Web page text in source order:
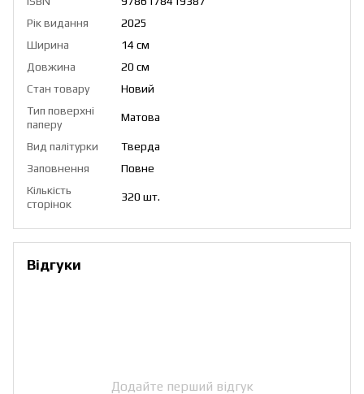
Рік видання
2025
Ширина
14 см
Довжина
20 см
Стан товару
Новий
Тип поверхні
паперу
Матова
Вид палітурки
Тверда
Заповнення
Повне
Кількість
сторінок
320 шт.
Відгуки
Додайте перший відгук